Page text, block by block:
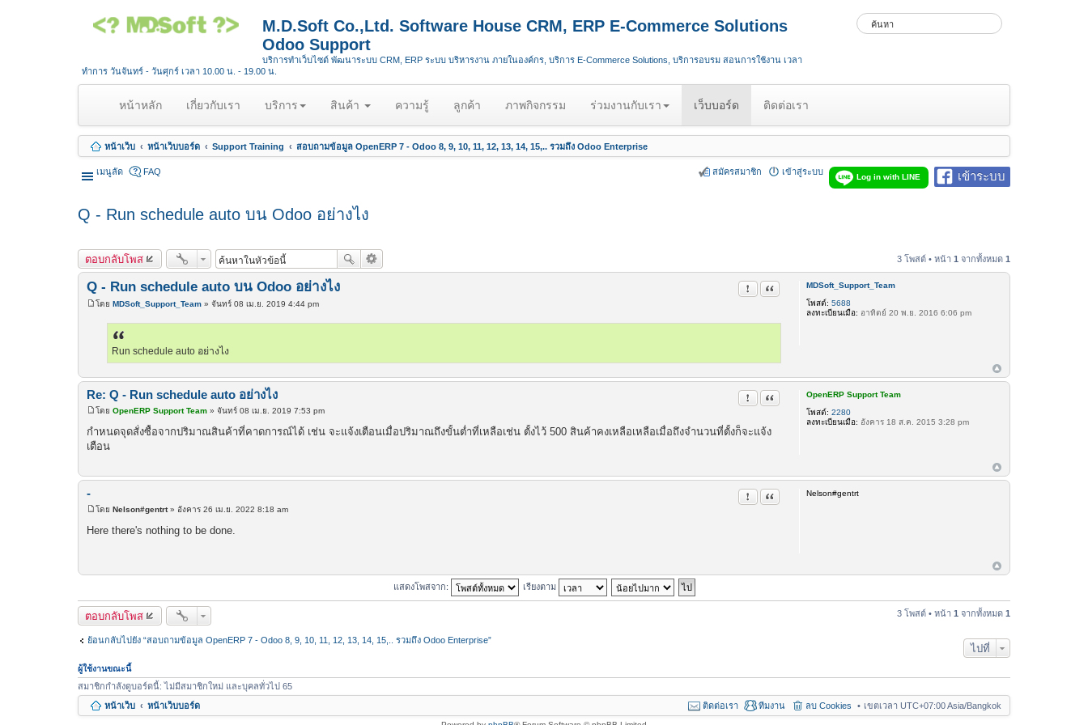
M.D.Soft Co.,Ltd. Software House CRM, ERP E-Commerce Solutions
Odoo Support
บริการทำเว็บไซต์ พัฒนาระบบ CRM, ERP ระบบ บริหารงาน ภายในองค์กร, บริการ E-Commerce Solutions, บริการอบรม สอนการใช้งาน เวลา
ทำการ วันจันทร์ - วันศุกร์ เวลา 10.00 น. - 19.00 น.
หน้าหลัก(
u
r
t
เกี่ยวกับเรา บริการ สินค้า ความรู้ ลูกค้า ภาพกิจกรรม ร่วมงานกับเรา เว็บบอร์ด ติดต่อเรา
หน้าเว็บ หน้าเว็บบอร์ด Support Training สอบถามข้อมูล OpenERP 7 - Odoo 8, 9, 10, 11, 12, 13, 14, 15,.. รวมถึง Odoo Enterprise
เมนูลัด เข้าระบบ
Log in with LINE
FAQ เข้าสู่ระบบ
สมัครสมาชิก
Q - Run schedule auto บน Odoo อย่างไง
ตอบกลับโพส 3 โพสต์ • หน้า 1 จากทั้งหมด 1
MDSoft_Support_Team
โพสต์: 5688
ลงทะเบียนเมื่อ: อาทิตย์ 20 พ.ย. 2016 6:06 pm
Q - Run schedule auto บน Odoo อย่างไง รายงานในข้อความ
อ้างคำพูด
โดย MDSoft_Support_Team » จันทร์ 08 เม.ย. 2019 4:44 pm
Run schedule auto อย่างไง
OpenERP Support Team
โพสต์: 2280
ลงทะเบียนเมื่อ: อังคาร 18 ส.ค. 2015 3:28 pm
Re: Q - Run schedule auto อย่างไง รายงานในข้อความ
อ้างคำพูด
พ
ส
ต์
โดย OpenERP Support Team » จันทร์ 08 เม.ย. 2019 7:53 pm
กำหนดจุดสั่งซื้อจากปริมาณสินค้าที่คาดการณ์ได้ เช่น จะแจ้งเตือนเมื่อปริมาณถึงขั้นต่ำที่เหลือเช่น ตั้งไว้ 500 สินค้าคงเหลือเหลือเมื่อถึงจำนวนที่ตั้งก็จะแจ้ง
เตือน
Nelson#gentrt
- รายงานในข้อความ
อ้างคำพูด
ส
โดย Nelson#gentrt» อังคาร 26 เม.ย. 2022 8:18 am
Here there's nothing to be done.
แสดงโพสจาก: เรียงตาม
ตอบกลับโพส 3 โพสต์ • หน้า 1 จากทั้งหมด 1
ย้อนกลับไปยัง “สอบถามข้อมูล OpenERP 7 - Odoo 8, 9, 10, 11, 12, 13, 14, 15,.. รวมถึง Odoo Enterprise”
ไปที่
ผู้ใช้งานขณะนี้
สมาชิกกำลังดูบอร์ดนี้: ไม่มีสมาชิกใหม่ และบุคลทั่วไป 65
หน้าเว็บ
หน้าเว็บบอร์ด เขตเวลา UTC+07:00 Asia/Bangkok
ลบ Cookies
ทีมงาน
ติดต่อเรา